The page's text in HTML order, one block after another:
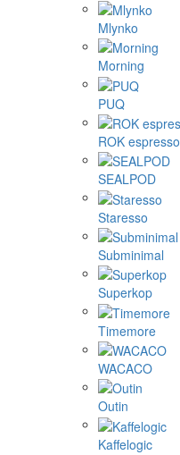
Mlynko
Morning
PUQ
ROK espresso
SEALPOD
Staresso
Subminimal
Superkop
Timemore
WACACO
Outin
Kaffelogic